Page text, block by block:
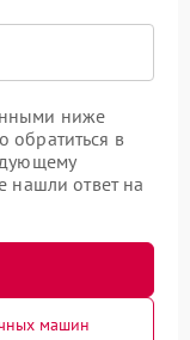
ниже
обратиться в
нашли ответ на
машин